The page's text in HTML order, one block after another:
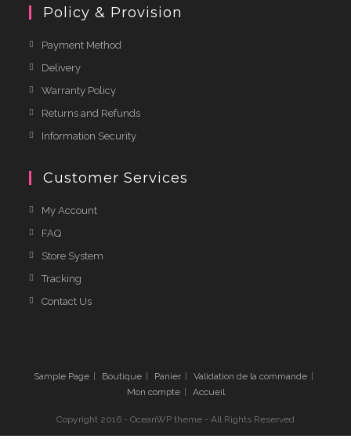
Policy & Provision
Payment Method
Delivery
Warranty Policy
Returns and Refunds
Information Security
Customer Services
My Account
FAQ
Store System
Tracking
Contact Us
Sample Page Boutique Panier
Validation de la commande
Mon compte
Accueil
Copyright 2016 - OceanWP theme - All Rights Reserved